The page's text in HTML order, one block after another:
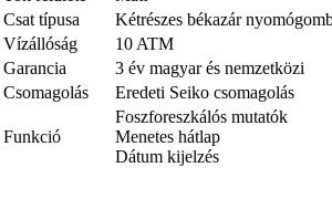
Csat típusa
Kétrészes békazár
Vízállóság
10 ATM
Garancia
3 év magyar és nemzetközi
Csomagolás
Eredeti Seiko csomagolás
Funkció
Foszforeszkálós mutatók
Menetes hátlap
Dátum kijelzés